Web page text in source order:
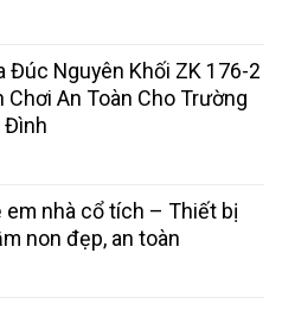
Đúc Nguyên Khối ZK 176-2
Chơi An Toàn Cho Trường
Đình
em nhà cổ tích – Thiết bị
non đẹp, an toàn